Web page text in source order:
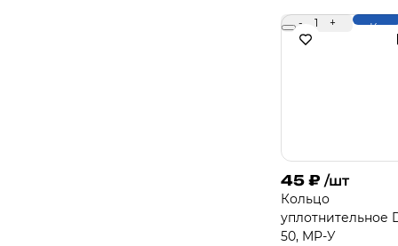
- 1 +
45 ₽ /шт
Кольцо
уплотнительное
50, MP-У